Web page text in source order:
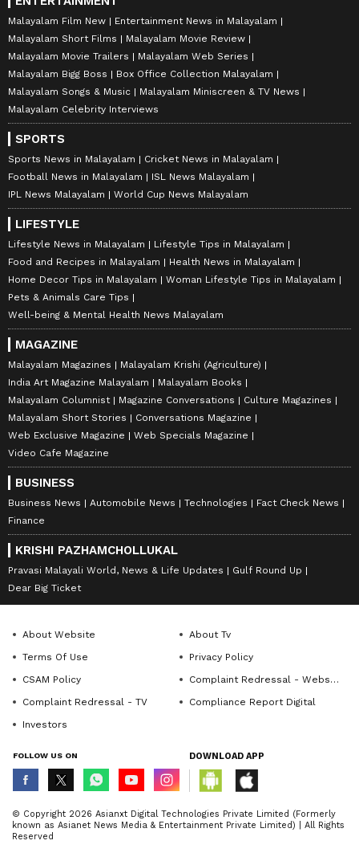
Malayalam Film New
Entertainment News in Malayalam
Malayalam Short Films
Malayalam Movie Review
Malayalam Movie Trailers
Malayalam Web Series
Malayalam Bigg Boss
Box Office Collection Malayalam
Malayalam Songs & Music
Malayalam Miniscreen & TV News
Malayalam Celebrity Interviews
SPORTS
Sports News in Malayalam
Cricket News in Malayalam
Football News in Malayalam
ISL News Malayalam
IPL News Malayalam
World Cup News Malayalam
LIFESTYLE
Lifestyle News in Malayalam
Lifestyle Tips in Malayalam
Food and Recipes in Malayalam
Health News in Malayalam
Home Decor Tips in Malayalam
Woman Lifestyle Tips in Malayalam
Pets & Animals Care Tips
Well-being & Mental Health News Malayalam
MAGAZINE
Malayalam Magazines
Malayalam Krishi (Agriculture)
India Art Magazine Malayalam
Malayalam Books
Malayalam Columnist
Magazine Conversations
Culture Magazines
Malayalam Short Stories
Conversations Magazine
Web Exclusive Magazine
Web Specials Magazine
Video Cafe Magazine
BUSINESS
Business News Automobile News Technologies
Fact Check News
Finance
KRISHI PAZHAMCHOLLUKAL
Pravasi Malayali World, News & Life Updates
Gulf Round Up
Dear Big Ticket
About Website
About Tv
Terms Of Use
Privacy Policy
CSAM Policy
Complaint Redressal - Website
Complaint Redressal - TV
Compliance Report Digital
Investors
FOLLOW US ON DOWNLOAD APP
© Copyright 2026 Asianxt Digital Technologies Private Limited (Formerly
known as Asianet News Media & Entertainment Private Limited) | All Rights
Reserved